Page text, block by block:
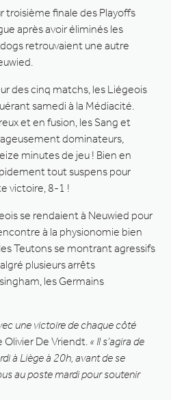
troisième finale des Playoffs
après avoir éliminés les
retrouvaient une autre
des cinq matchs, les Liégeois
samedi à la Médiacité.
et en fusion, les Sang et
dominateurs,
minutes de jeu ! Bien en
tout suspens pour
victoire, 8-1 !
se rendaient à Neuwied pour
à la physionomie bien
Teutons se montrant agressifs
plusieurs arrêts
les Germains
une victoire de chaque côté
Olivier De Vriendt. « Il s’agira de
à Liège à 20h, avant de se
au poste mardi pour soutenir